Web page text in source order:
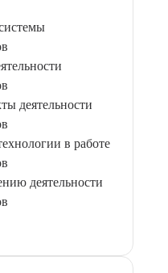
деятельности
в работе
деятельности